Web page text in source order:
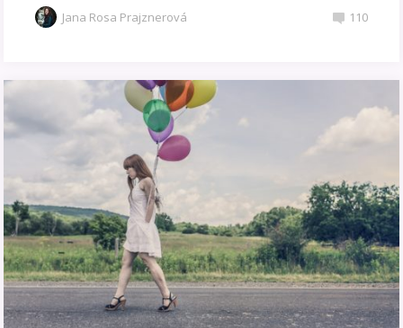
Jana Rosa Prajznerová 110